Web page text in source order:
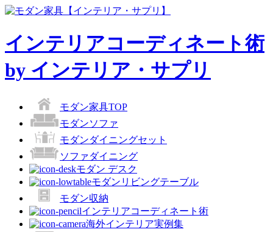
インテリアコーディネート術
by インテリア・サプリ
モダン家具TOP
モダンソファ
モダンダイニングセット
ソファダイニング
モダン デスク
モダンリビングテーブル
モダン収納
インテリアコーディネート術
海外インテリア実例集